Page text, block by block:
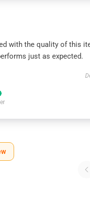
with the quality of this
just as expected.